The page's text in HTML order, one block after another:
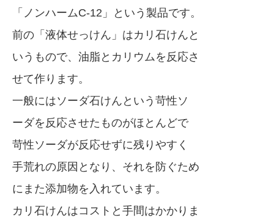
「ノンハームC-12」という製品です。
前の「液体せっけん」はカリ石けんと
いうもので、油脂とカリウムを反応さ
せて作ります。
一般にはソーダ石けんという苛性ソ
ーダを反応させたものがほとんどで
苛性ソーダが反応せずに残りやすく
手荒れの原因となり、それを防ぐため
にまた添加物を入れています。
カリ石けんはコストと手間はかかりま